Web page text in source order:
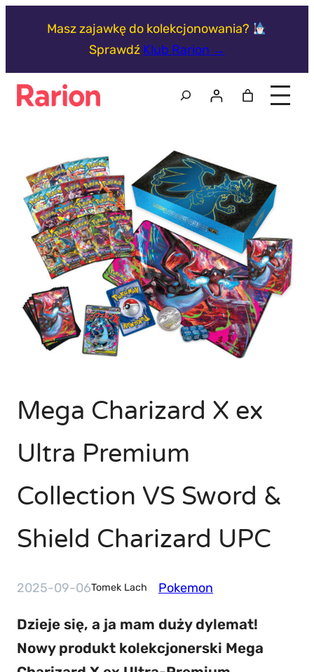
Masz zajawkę do kolekcjonowania?
Sprawdź Klub Rarion →
Szukaj
Mega Charizard X ex
Ultra Premium
Collection VS Sword &
Shield Charizard UPC
2025-09-06Tomek Lach Pokemon
Dzieje się, a ja mam duży dylemat!
Nowy produkt kolekcjonerski Mega